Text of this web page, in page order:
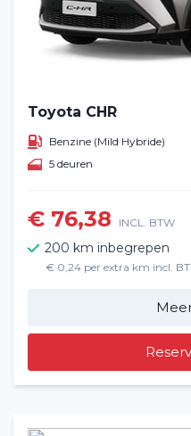
Toyota CHR
Benzine (Mild Hybride)
5 deuren
€ 76,38 INCL. BTW
200 km inbegrepen
€ 0,24 per extra km incl.